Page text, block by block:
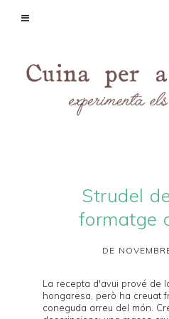
Strudel
formatge
DE
La recepta d'avui prové de
hongaresa, però ha creuat
coneguda arreu del món.